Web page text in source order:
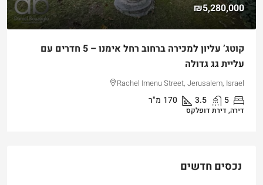
₪5,280,000
קוטג’ עליון למכירה ברחוב רחל אימנו – 5 חדרים עם
עליית גג גדולה
Rachel Imenu Street, Jerusalem, Israel
5
3.5
170 מ"ר
דירה, דירת דופלקס
נכסים חדשים